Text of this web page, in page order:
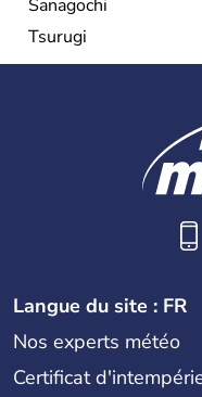
Sanagochi
Tsurugi
Langue du site : FR
Nos experts météo
Certificat